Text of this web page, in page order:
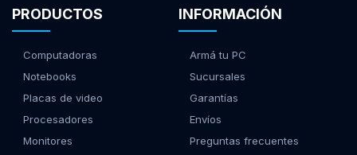
PRODUCTOS
Computadoras
Notebooks
Placas de video
Procesadores
Monitores
INFORMACIÓN
Armá tu PC
Sucursales
Garantías
Envíos
Preguntas frecuentes